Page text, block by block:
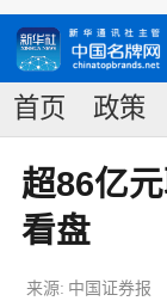
首页 政策
超86亿
看盘
来源: 中国证券报